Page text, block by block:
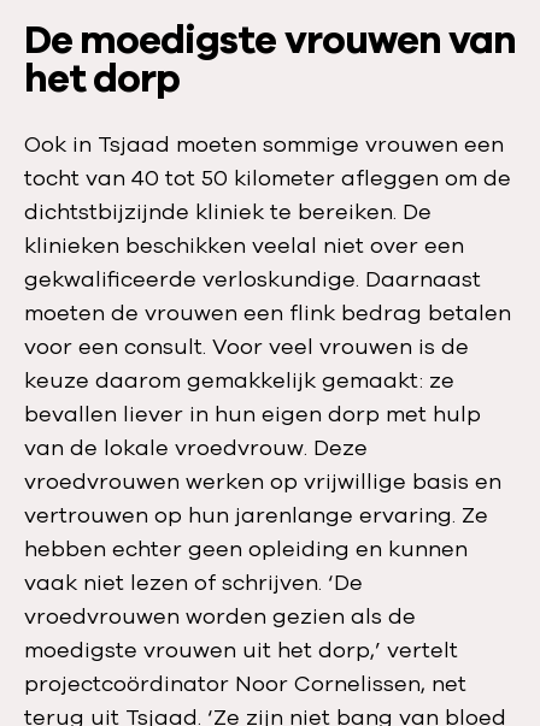
De moedigste vrouwen van
het dorp
Ook in Tsjaad moeten sommige vrouwen een
tocht van 40 tot 50 kilometer afleggen om de
dichtstbijzijnde kliniek te bereiken. De
klinieken beschikken veelal niet over een
gekwalificeerde verloskundige. Daarnaast
moeten de vrouwen een flink bedrag betalen
voor een consult. Voor veel vrouwen is de
keuze daarom gemakkelijk gemaakt: ze
bevallen liever in hun eigen dorp met hulp
van de lokale vroedvrouw. Deze
vroedvrouwen werken op vrijwillige basis en
vertrouwen op hun jarenlange ervaring. Ze
hebben echter geen opleiding en kunnen
vaak niet lezen of schrijven. ‘De
vroedvrouwen worden gezien als de
moedigste vrouwen uit het dorp,’ vertelt
projectcoördinator Noor Cornelissen, net
terug uit Tsjaad. ‘Ze zijn niet bang van bloed